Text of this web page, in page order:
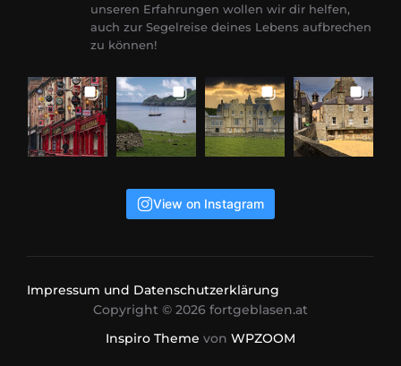
unseren Erfahrungen wollen wir dir helfen,
auch zur Segelreise deines Lebens aufbrechen
zu können!
View on Instagram
Impressum und Datenschutzerklärung
Copyright © 2026 fortgeblasen.at
Inspiro Theme von WPZOOM